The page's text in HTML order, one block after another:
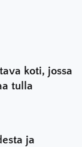
koti, jossa
tulla
ja